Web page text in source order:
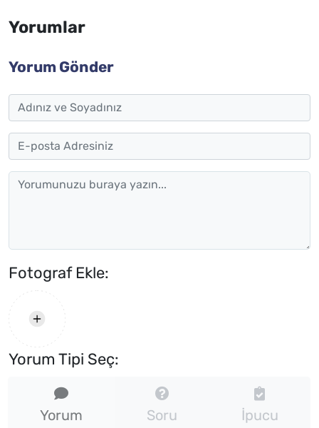
Yorumlar
Yorum Gönder
Fotograf Ekle:
Yorum Tipi Seç:
Yorum Soru İpucu